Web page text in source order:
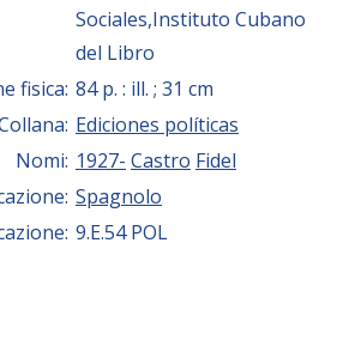
Sociales,Instituto Cubano
del Libro
fisica: 84 p. : ill. ; 31 cm
Ediciones políticas
Nomi: 1927- Castro Fidel
Spagnolo
9.E.54 POL